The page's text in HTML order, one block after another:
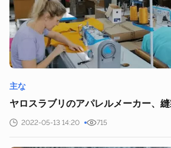
主な
ヤロスラブリのアパレルメーカー、
2022-05-13 14:20 715